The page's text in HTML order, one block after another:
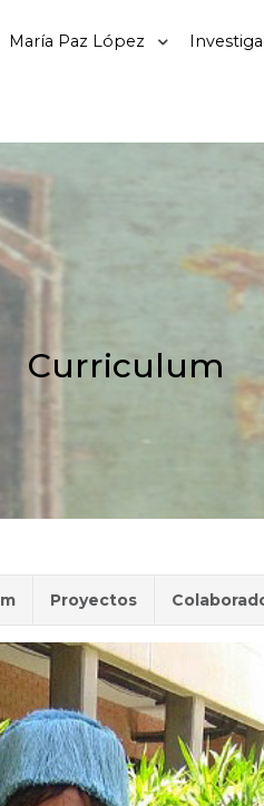
María Paz López
Curriculum
Proyectos